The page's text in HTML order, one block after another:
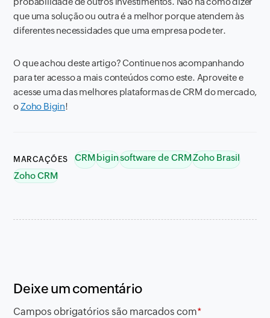
que uma solução ou outra é a melhor porque atendem às
diferentes necessidades que uma empresa pode ter.
O que achou deste artigo? Continue nos acompanhando
para ter acesso a mais conteúdos como este. Aproveite e
acesse uma das melhores plataformas de CRM do mercado,
o Zoho Bigin!
MARCAÇÕES CRMbiginsoftware de CRMZoho Brasil
Zoho CRM
Deixe um comentário
Campos obrigatórios são marcados com*